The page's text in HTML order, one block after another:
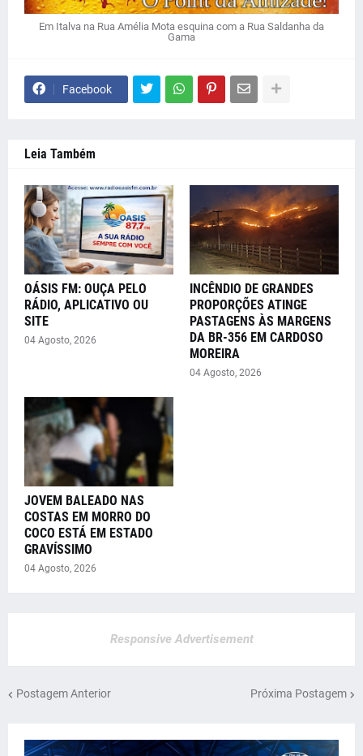
Em Italva na Rua Amélia Mota esquina com a Rua Saldanha da
Gama
Facebook
Leia Também
OÁSIS FM: OUÇA PELO
RÁDIO, APLICATIVO OU
SITE
04 Agosto, 2026
INCÊNDIO DE GRANDES
PROPORÇÕES ATINGE
PASTAGENS ÀS MARGENS
DA BR-356 EM CARDOSO
MOREIRA
04 Agosto, 2026
JOVEM BALEADO NAS
COSTAS EM MORRO DO
COCO ESTÁ EM ESTADO
GRAVÍSSIMO
04 Agosto, 2026
Responsive Advertisement
Postagem Anterior Próxima Postagem